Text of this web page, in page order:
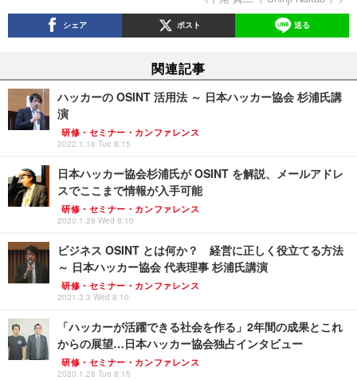
シェア ポスト 送る
関連記事
ハッカーの OSINT 活用法 ～ 日本ハッカー協会 杉浦氏講
演
研修・セミナー・カンファレンス
2022.1.18 Tue 8:15
日本ハッカー協会杉浦氏が OSINT を解説、メールアドレ
スでここまで情報が入手可能
研修・セミナー・カンファレンス
2020.1.29 Wed 8:10
ビジネス OSINT とは何か？ 経営に正しく役立てる方法
～ 日本ハッカー協会 代表理事 杉浦氏講演
研修・セミナー・カンファレンス
2021.3.3 Wed 8:10
「ハッカーが活躍できる社会を作る」2年間の成果とこれ
からの展望…日本ハッカー協会独占インタビュー
研修・セミナー・カンファレンス
2020.1.28 Tue 8:15